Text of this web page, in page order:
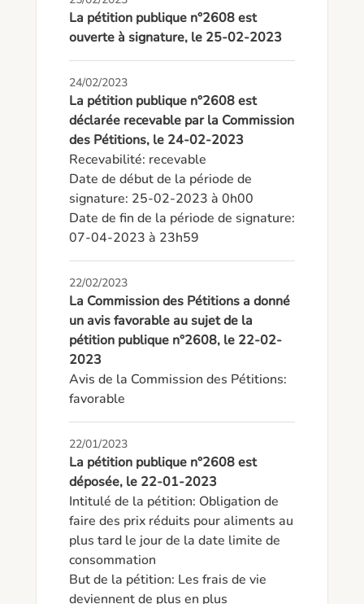
La pétition publique n°2608 est
ouverte à signature, le 25-02-2023
24/02/2023
La pétition publique n°2608 est
déclarée recevable par la Commission
des Pétitions, le 24-02-2023
Recevabilité: recevable
Date de début de la période de
signature: 25-02-2023 à 0h00
Date de fin de la période de signature:
07-04-2023 à 23h59
22/02/2023
La Commission des Pétitions a donné
un avis favorable au sujet de la
pétition publique n°2608, le 22-02-
2023
Avis de la Commission des Pétitions:
favorable
22/01/2023
La pétition publique n°2608 est
déposée, le 22-01-2023
Intitulé de la pétition: Obligation de
faire des prix réduits pour aliments au
plus tard le jour de la date limite de
consommation
But de la pétition: Les frais de vie
deviennent de plus en plus